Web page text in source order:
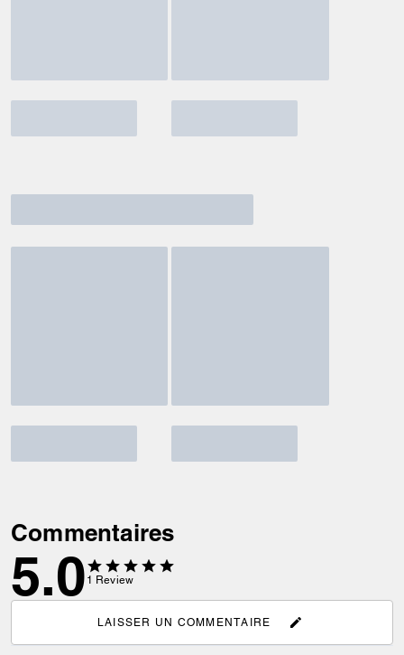
Commentaires
5.0 1 Review
LAISSER UN COMMENTAIRE